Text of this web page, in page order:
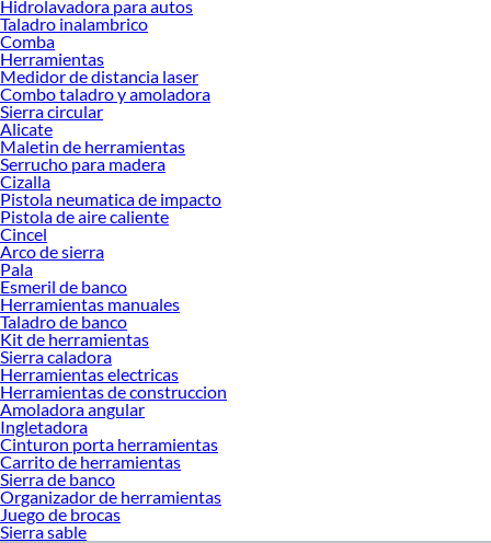
Al momento de elegir una sierra sable, es importante considerar el tipo de
material que se va a cortar, la frecuencia de uso y el nivel de precisión requerido.
Algunas están pensadas para cortes en madera gruesa, mientras que otras
ofrecen mayor control en superficies metálicas o plásticas. Además, ciertos
modelos incluyen funciones que facilitan el cambio de hoja sin herramientas, lo
que agiliza el trabajo y mejora la seguridad. Descubre cuál se adapta mejor a ti
según tus prioridades y el tipo de tareas que realizas con frecuencia.
Conoce más sobre sus beneficios y explora nuestras colecciones disponibles
para encontrar la sierra sable que te acompañará en cada proyecto. Elegir bien
no solo mejora los resultados, también optimiza el tiempo y reduce el esfuerzo.
Navega por nuestras opciones y encuentra la herramienta que marcará la
diferencia en tu próximo trabajo.
Hidrolavadora para autos
Taladro inalambrico
Comba
Herramientas
Medidor de distancia laser
Combo taladro y amoladora
Sierra circular
Alicate
Maletin de herramientas
Serrucho para madera
Cizalla
Pistola neumatica de impacto
Pistola de aire caliente
Cincel
Arco de sierra
Pala
Esmeril de banco
Herramientas manuales
Taladro de banco
Kit de herramientas
Sierra caladora
Herramientas electricas
Herramientas de construccion
Amoladora angular
Ingletadora
Cinturon porta herramientas
Carrito de herramientas
Sierra de banco
Organizador de herramientas
Juego de brocas
Sierra sable